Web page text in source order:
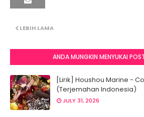
LEBIH LAMA
ANDA MUNGKIN MENYUKAI
[Lirik] Houshou Marine -
(Terjemahan Indonesia)
JULY 31, 2026